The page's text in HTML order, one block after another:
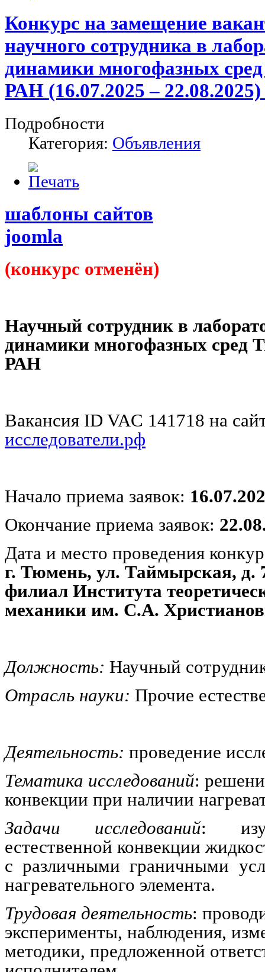
Конкурс на замещение
научного сотрудника в
динамики многофазных
РАН (16.07.2025 –
Подробности
Категория: Объявления
шаблоны сайтов
joomla
(конкурс отменён)
Научный сотрудник в
динамики многофазных
РАН
Вакансия ID VAC 141718 на
исследователи.рф
Начало приема заявок:
Окончание приема заявок:
Дата и место проведения
г. Тюмень, ул. Таймырская, д.
филиал Института
механики им. С.А.
Должность: Научный
Отрасль науки: Прочие
Деятельность: проведение
Тематика исследований:
конвекции при наличии
Задачи исследований:
естественной конвекции
с различными граничными
нагревательного элемента.
Трудовая деятельность:
эксперименты, наблюдения,
методики, предложенной